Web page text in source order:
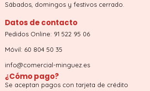
Sábados, domingos y festivos cerrado.
Datos de contacto
Pedidos Online: 91 522 95 06
Móvil: 60 804 50 35
info@comercial-minguez.es
¿Cómo pago?
Se aceptan pagos con tarjeta de crédito